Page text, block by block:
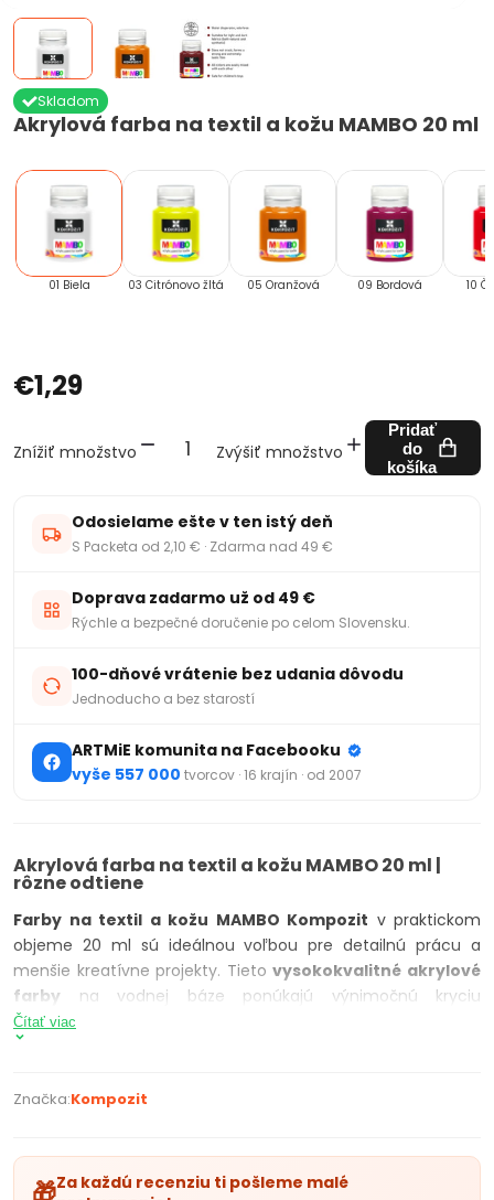
Akrylová farba na textil a kožu MAMBO 20 ml
Skladom
01 Biela 03 Citrónovo žltá 05 Oranžová 09 Bordová 10
€1,29
Znížiť množstvo Zvýšiť množstvo
Pridať
do
košíka
Odosielame ešte v ten istý deň
S Packeta od 2,10 € · Zdarma nad 49 €
Doprava zadarmo už od 49 €
Rýchle a bezpečné doručenie po celom Slovensku.
100-dňové vrátenie bez udania dôvodu
Jednoducho a bez starostí
ARTMiE komunita na Facebooku
vyše 557 000 tvorcov · 16 krajín · od 2007
Akrylová farba na textil a kožu MAMBO 20 ml |
rôzne odtiene
Farby na textil a kožu MAMBO Kompozit v praktickom
objeme 20 ml sú ideálnou voľbou pre detailnú prácu a
menšie kreatívne projekty. Tietovysokokvalitné akrylové
farby na vodnej báze ponúkajú výnimočnú kryciu
schopnosť, sú bez zápachu a bezpečné aj pre deti, pričom
spĺňajú normy pre detské hračky.
Sú vhodné na svetlé aj tmavé tkaniny (prírodné aj
syntetické), kožu a náhradu kože, čo umožňuje široké
doplnkov. Paletafarieb MAMBOobsahuje klasické odtiene,
metalické efekty aj fluorescenčné farby. Ich miešateľnosť
Čítať viac
Značka:Kompozit
🎁Za každú recenziu ti pošleme malé